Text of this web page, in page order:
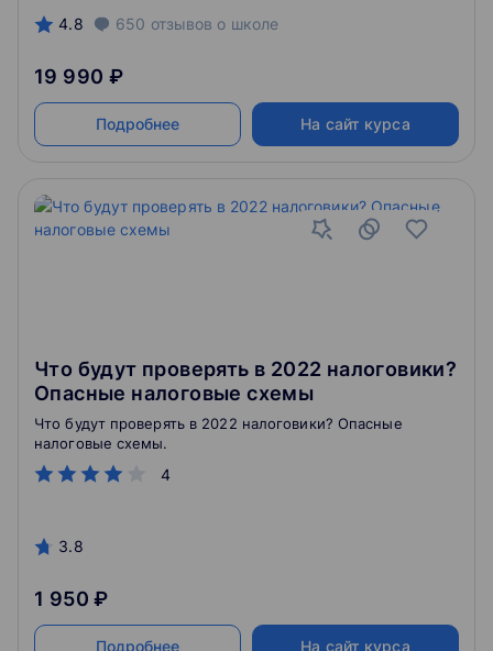
4.8 650 отзывов о школе
19 990 ₽
Подробнее На сайт курса
Что будут проверять в 2022 налоговики?
Опасные налоговые схемы
4
Что будут проверять в 2022 налоговики? Опасные
налоговые схемы.
3.8
1 950 ₽
Подробнее На сайт курса